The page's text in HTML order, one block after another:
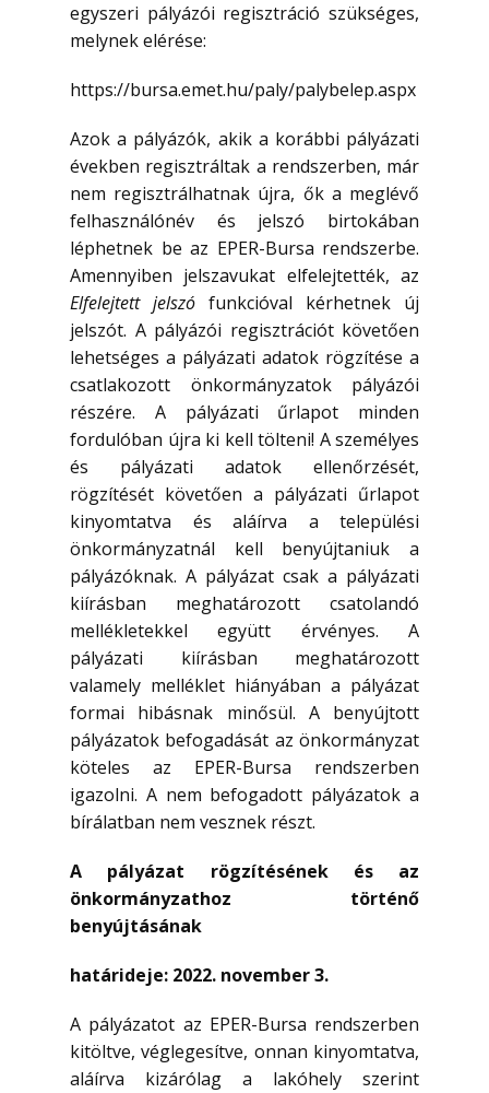
egyszeri pályázói regisztráció szükséges,
melynek elérése:
https://bursa.emet.hu/paly/palybelep.aspx
Azok a pályázók, akik a korábbi pályázati
években regisztráltak a rendszerben, már
nem regisztrálhatnak újra, ők a meglévő
felhasználónév és jelszó birtokában
léphetnek be az EPER-Bursa rendszerbe.
Amennyiben jelszavukat elfelejtették, az
Elfelejtett jelszó funkcióval kérhetnek új
jelszót. A pályázói regisztrációt követően
lehetséges a pályázati adatok rögzítése a
csatlakozott önkormányzatok pályázói
részére. A pályázati űrlapot minden
fordulóban újra ki kell tölteni! A személyes
és pályázati adatok ellenőrzését,
rögzítését követően a pályázati űrlapot
kinyomtatva és aláírva a települési
önkormányzatnál kell benyújtaniuk a
pályázóknak. A pályázat csak a pályázati
kiírásban meghatározott csatolandó
mellékletekkel együtt érvényes. A
pályázati kiírásban meghatározott
valamely melléklet hiányában a pályázat
formai hibásnak minősül. A benyújtott
pályázatok befogadását az önkormányzat
köteles az EPER-Bursa rendszerben
igazolni. A nem befogadott pályázatok a
bírálatban nem vesznek részt.
A pályázat rögzítésének és az
önkormányzathoz történő
benyújtásának
határideje: 2022. november 3.
A pályázatot az EPER-Bursa rendszerben
kitöltve, véglegesítve, onnan kinyomtatva,
aláírva kizárólag a lakóhely szerint